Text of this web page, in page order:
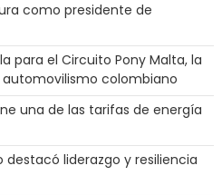
como presidente de
para el Circuito Pony Malta, la
colombiano
una de las tarifas de energía
liderazgo y resiliencia